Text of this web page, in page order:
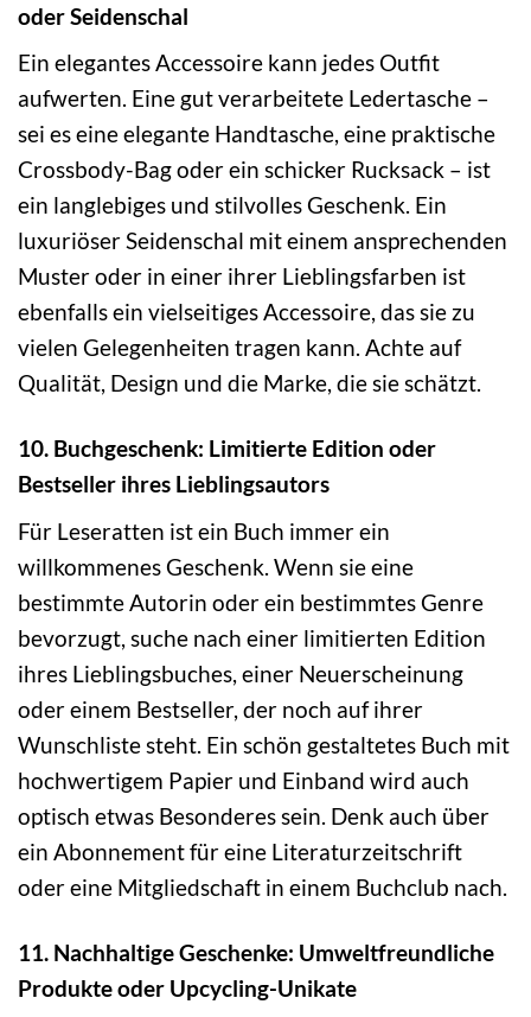
oder Seidenschal
Ein elegantes Accessoire kann jedes Outfit
aufwerten. Eine gut verarbeitete Ledertasche –
sei es eine elegante Handtasche, eine praktische
Crossbody-Bag oder ein schicker Rucksack – ist
ein langlebiges und stilvolles Geschenk. Ein
luxuriöser Seidenschal mit einem ansprechenden
Muster oder in einer ihrer Lieblingsfarben ist
ebenfalls ein vielseitiges Accessoire, das sie zu
vielen Gelegenheiten tragen kann. Achte auf
Qualität, Design und die Marke, die sie schätzt.
10. Buchgeschenk: Limitierte Edition oder
Bestseller ihres Lieblingsautors
Für Leseratten ist ein Buch immer ein
willkommenes Geschenk. Wenn sie eine
bestimmte Autorin oder ein bestimmtes Genre
bevorzugt, suche nach einer limitierten Edition
ihres Lieblingsbuches, einer Neuerscheinung
oder einem Bestseller, der noch auf ihrer
Wunschliste steht. Ein schön gestaltetes Buch mit
hochwertigem Papier und Einband wird auch
optisch etwas Besonderes sein. Denk auch über
ein Abonnement für eine Literaturzeitschrift
oder eine Mitgliedschaft in einem Buchclub nach.
11. Nachhaltige Geschenke: Umweltfreundliche
Produkte oder Upcycling-Unikate